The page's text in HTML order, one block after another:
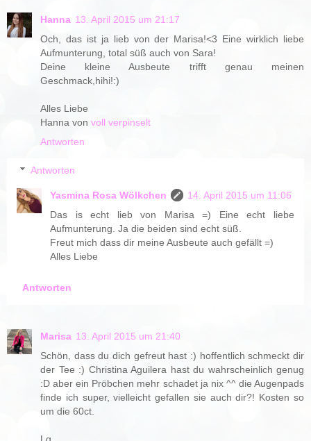
Hanna 13. April 2015 um 21:17
Och, das ist ja lieb von der Marisa!<3 Eine wirklich liebe
Aufmunterung, total süß auch von Sara!
Deine kleine Ausbeute trifft genau meinen
Geschmack,hihi!:)
Alles Liebe
Hanna von voll verpinselt
Antworten
Antworten
Yasmina Rosa Wölkchen
14. April 2015 um 11:06
Das is echt lieb von Marisa =) Eine echt liebe
Aufmunterung. Ja die beiden sind echt süß.
Freut mich dass dir meine Ausbeute auch gefällt =)
Alles Liebe
Antworten
Marisa 13. April 2015 um 21:40
Schön, dass du dich gefreut hast :) hoffentlich schmeckt dir
der Tee :) Christina Aguilera hast du wahrscheinlich genug
:D aber ein Pröbchen mehr schadet ja nix ^^ die Augenpads
finde ich super, vielleicht gefallen sie auch dir?! Kosten so
um die 60ct.